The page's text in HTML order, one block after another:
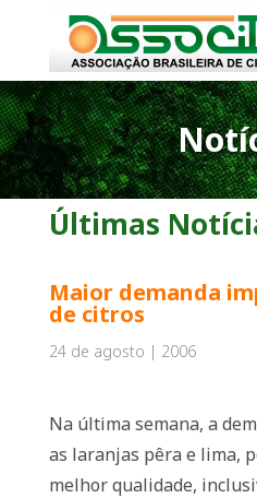
Últimas
Maior demanda
de citros
24 de agosto | 2006
Na última semana, a
as laranjas pêra e lima,
melhor qualidade,